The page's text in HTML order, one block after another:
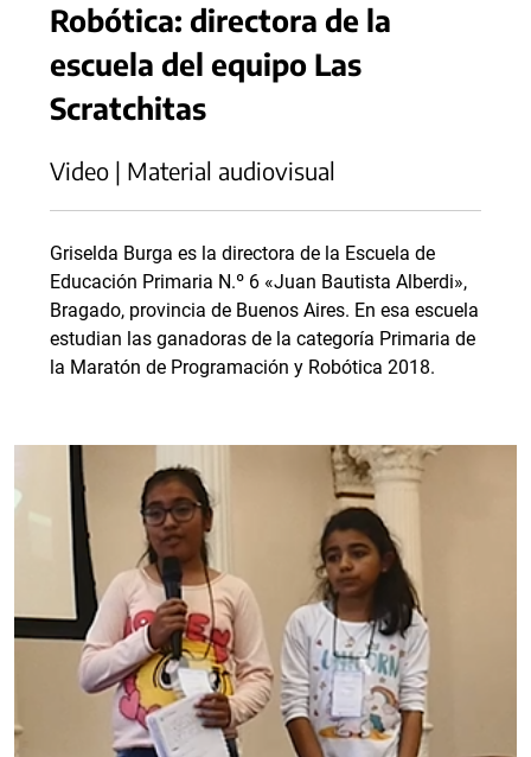
Robótica: directora de la
escuela del equipo Las
Scratchitas
Video | Material audiovisual
Griselda Burga es la directora de la Escuela de
Educación Primaria N.º 6 «Juan Bautista Alberdi»,
Bragado, provincia de Buenos Aires. En esa escuela
estudian las ganadoras de la categoría Primaria de
la Maratón de Programación y Robótica 2018.